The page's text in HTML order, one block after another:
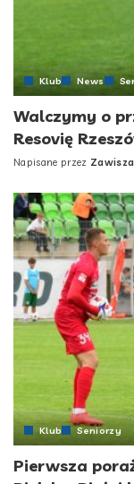
Klub News
Walczymy o
Resovię
Posted
Napisane przez
Klub Seniorzy
Pierwsza